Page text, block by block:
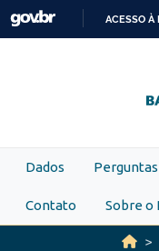
Skip to main content
ACESSO À
Dados
Contato Sobre o